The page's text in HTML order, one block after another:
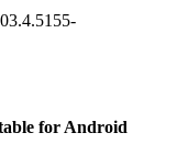
for Android